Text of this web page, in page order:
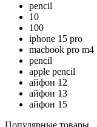
pencil
10
100
iphone 15 pro
macbook pro m4
pencil
apple pencil
айфон 12
айфон 13
айфон 15